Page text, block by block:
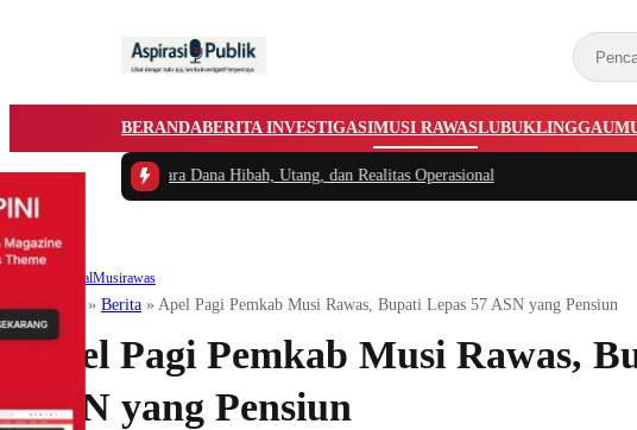
BERANDABERITA INVESTIGASIMUSI RAWASLUBUKLINGGAU
Antara Dana Hibah, Utang, dan Realitas Operasional
AdvertorialMusirawas
Beranda » Berita » Apel Pagi Pemkab Musi Rawas, Bupati Lepas 57 ASN yang Pensiun
Apel Pagi Pemkab Musi Rawas,
ASN yang Pensiun